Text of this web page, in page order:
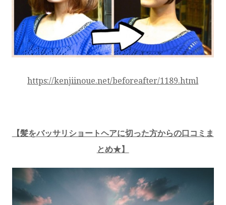
https://kenjiinoue.net/beforeafter/1189.html
【髪をバッサリショートヘアに切った方からの口コミま
とめ★】